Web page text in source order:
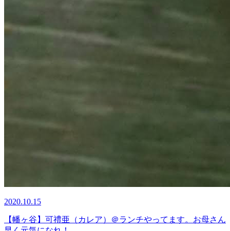
2020.10.15
【幡ヶ谷】可禮亜（カレア）＠ランチやってます。お母さん